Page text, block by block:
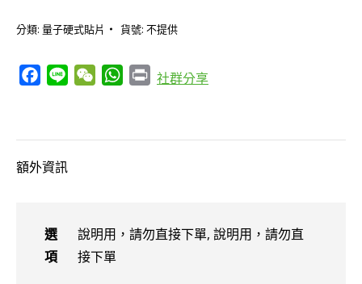
防
淨
圓
分類: 量子硬式貼片 貨號: 不提供
Facebook
Line WeChatWhatsApp
Print
社群分享
額外資訊
選
項
說明用，請勿直接下單, 說明用，請勿直
接下單